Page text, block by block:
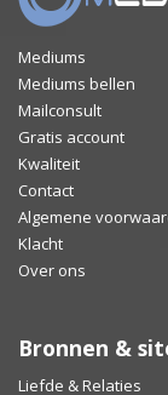
Mediums
Mediums bellen
Mailconsult
Gratis account
Kwaliteit
Contact
Algemene
Klacht
Over ons
Bronnen &
Liefde & Relaties